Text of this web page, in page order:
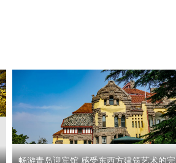
畅游青岛迎宾馆 感受东西方建筑艺术的完